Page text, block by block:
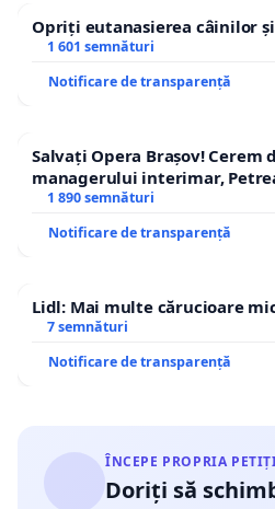
Opriți eutanasierea câinilor
1 601 semnături
Notificare de transparență
Salvați Opera Brașov! Cerem
managerului interimar,
1 890 semnături
Notificare de transparență
Lidl: Mai multe cărucioare
7 semnături
Notificare de transparență
ÎNCEPE PROPRIA
Doriți să